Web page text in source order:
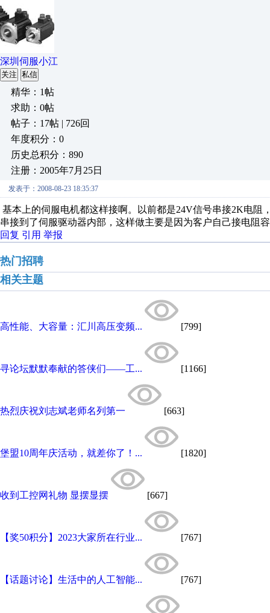
深圳伺服小江
关注 私信
精华：1帖
求助：0帖
帖子：17帖 | 726回
年度积分：0
历史总积分：890
注册：2005年7月25日
发表于：2008-08-23 18:35:37
基本上的伺服电机都这样接啊。以前都是24V信号串接2K电
串接到了伺服驱动器内部，这样做主要是因为客户自己接电阻
回复 引用 举报
热门招聘
相关主题
高性能、大容量：汇川高压变频... [799]
寻论坛默默奉献的答侠们——工... [1166]
热烈庆祝刘志斌老师名列第一 [663]
堡盟10周年庆活动，就差你了！... [1820]
收到工控网礼物 显摆显摆 [667]
【奖50积分】2023大家所在行业... [767]
【话题讨论】生活中的人工智能... [767]